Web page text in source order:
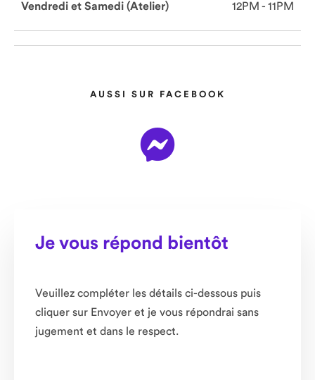
Vendredi et Samedi (Atelier) 12PM - 11PM
AUSSI SUR FACEBOOK
Je vous répond bientôt
Veuillez compléter les détails ci-dessous puis
cliquer sur Envoyer et je vous répondrai sans
jugement et dans le respect.